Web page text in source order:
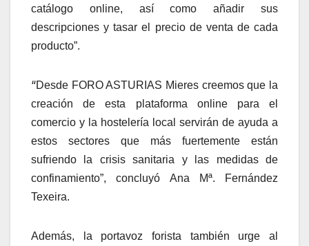
catálogo online, así como añadir sus
descripciones y tasar el precio de venta de cada
producto”.
“Desde FORO ASTURIAS Mieres creemos que la
creación de esta plataforma online para el
comercio y la hostelería local servirán de ayuda a
estos sectores que más fuertemente están
sufriendo la crisis sanitaria y las medidas de
confinamiento”, concluyó Ana Mª. Fernández
Texeira.
Además, la portavoz forista también urge al